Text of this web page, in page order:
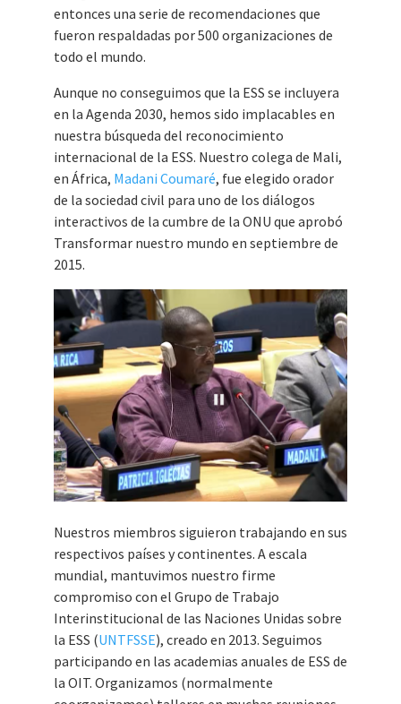
entonces una serie de recomendaciones que
fueron respaldadas por 500 organizaciones de
todo el mundo.
Aunque no conseguimos que la ESS se incluyera
en la Agenda 2030, hemos sido implacables en
nuestra búsqueda del reconocimiento
internacional de la ESS. Nuestro colega de Mali,
en África, Madani Coumaré, fue elegido orador
de la sociedad civil para uno de los diálogos
interactivos de la cumbre de la ONU que aprobó
Transformar nuestro mundo en septiembre de
2015.
Nuestros miembros siguieron trabajando en sus
respectivos países y continentes. A escala
mundial, mantuvimos nuestro firme
compromiso con el Grupo de Trabajo
Interinstitucional de las Naciones Unidas sobre
la ESS (UNTFSSE), creado en 2013. Seguimos
participando en las academias anuales de ESS de
la OIT. Organizamos (normalmente